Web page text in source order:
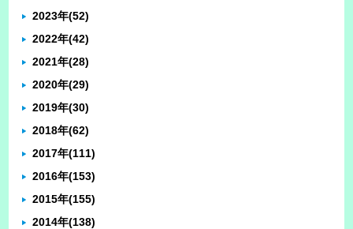
2023年(52)
2022年(42)
2021年(28)
2020年(29)
2019年(30)
2018年(62)
2017年(111)
2016年(153)
2015年(155)
2014年(138)